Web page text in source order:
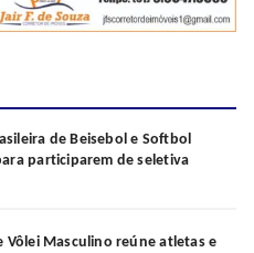
de Beisebol e Softbol
participarem de seletiva
Vôlei Masculino reúne atletas e